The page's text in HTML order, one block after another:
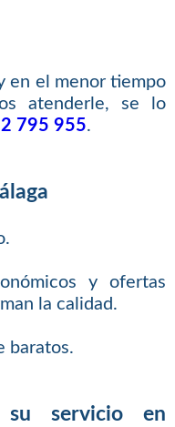
en el menor tiempo
atenderle, se lo
795 955.
y ofertas
la calidad.
baratos.
su servicio en